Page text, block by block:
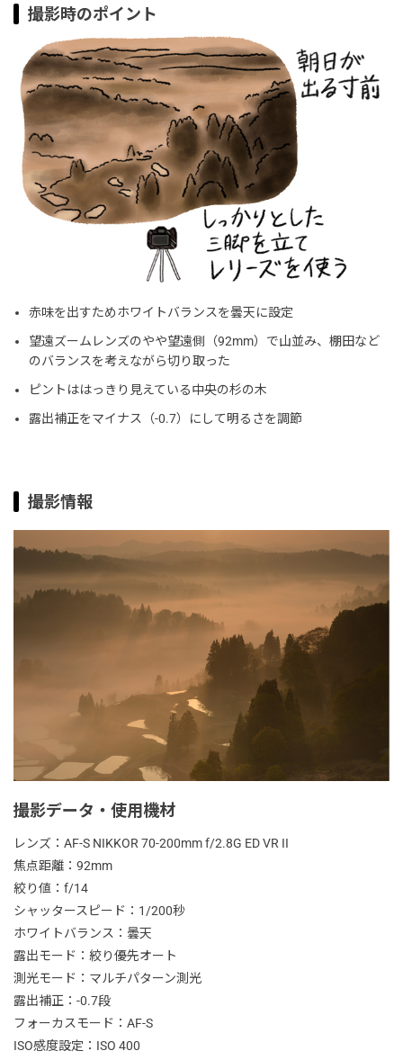
撮影時のポイント
赤味を出すためホワイトバランスを曇天に設定
望遠ズームレンズのやや望遠側（92mm）で山並み、棚田など
のバランスを考えながら切り取った
ピントははっきり見えている中央の杉の木
露出補正をマイナス（-0.7）にして明るさを調節
撮影情報
撮影データ・使用機材
レンズ：AF-S NIKKOR 70-200mm f/2.8G ED VR II
焦点距離：92mm
絞り値：f/14
シャッタースピード：1/200秒
ホワイトバランス：曇天
露出モード：絞り優先オート
測光モード：マルチパターン測光
露出補正：-0.7段
フォーカスモード：AF-S
ISO感度設定：ISO 400